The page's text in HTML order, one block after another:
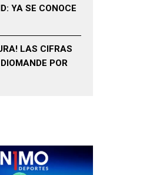
YA SE CONOCE
LAS CIFRAS
POR